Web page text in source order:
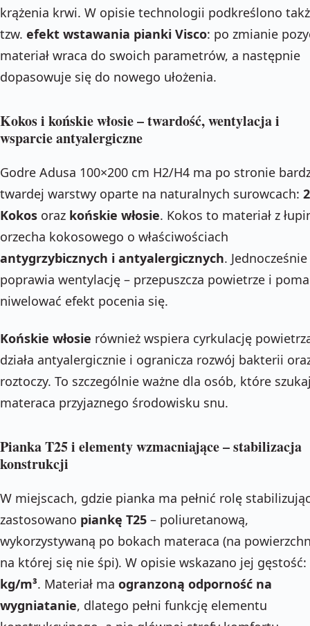
krążenia krwi. W opisie technologii podkreślono
tzw. efekt wstawania pianki Visco: po zmianie
materiał wraca do swoich parametrów, a następnie
dopasowuje się do nowego ułożenia.
Kokos i końskie włosie – twardość, wentylacja i
wsparcie antyalergiczne
Godre Adusa 100×200 cm H2/H4 ma po stronie
twardej warstwy oparte na naturalnych surowcach:
Kokos oraz końskie włosie. Kokos to materiał z
orzecha kokosowego o właściwościach
antygrzybicznych i antyalergicznych. Jednocześnie
poprawia wentylację – przepuszcza powietrze i
niwelować efekt pocenia się.
Końskie włosie również wspiera cyrkulację
działa antyalergicznie i ogranicza rozwój bakterii
roztoczy. To szczególnie ważne dla osób, które
materaca przyjaznego środowisku snu.
Pianka T25 i elementy wzmacniające – stabilizacja
konstrukcji
W miejscach, gdzie pianka ma pełnić rolę
zastosowano piankę T25 – poliuretanową,
wykorzystywaną po bokach materaca (na
na której się nie śpi). W opisie wskazano jej gęstość:
kg/m³. Materiał ma ogranzoną odporność na
wygniatanie, dlatego pełni funkcję elementu